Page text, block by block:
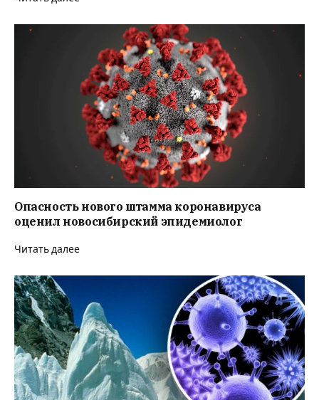
Опасность нового штамма коронавируса
оценил новосибирский эпидемиолог
Читать далее